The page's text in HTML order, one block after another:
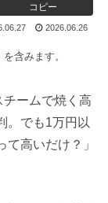
コピー
2026.06.26
含みます。
ームで焼く高
。でも1万円以
て高いだけ？」